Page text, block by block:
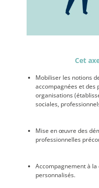
Cet
Mobiliser les notions
accompagnées et des
organisations
sociales,
Mise en œuvre des
professionnelles
Accompagnement à
personnalisés.